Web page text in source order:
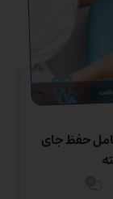
حفظ جای